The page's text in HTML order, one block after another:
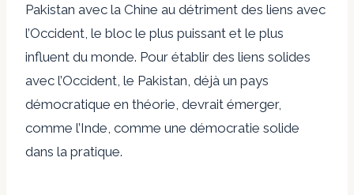
Pakistan avec la Chine au détriment des liens avec
l’Occident, le bloc le plus puissant et le plus
influent du monde. Pour établir des liens solides
avec l’Occident, le Pakistan, déjà un pays
démocratique en théorie, devrait émerger,
comme l’Inde, comme une démocratie solide
dans la pratique.